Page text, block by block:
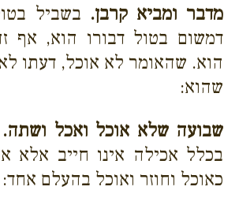
מדבר ומביא קרבן. בשביל
דמשום בטול דבורו הוא, אף
הוא. שהאומר לא אוכל, דעתו
שהוא:
שבועה שלא אוכל ואכל ושתה.
בכלל אכילה אינו חייב אלא
כאוכל וחוזר ואוכל בהעלם אחד: